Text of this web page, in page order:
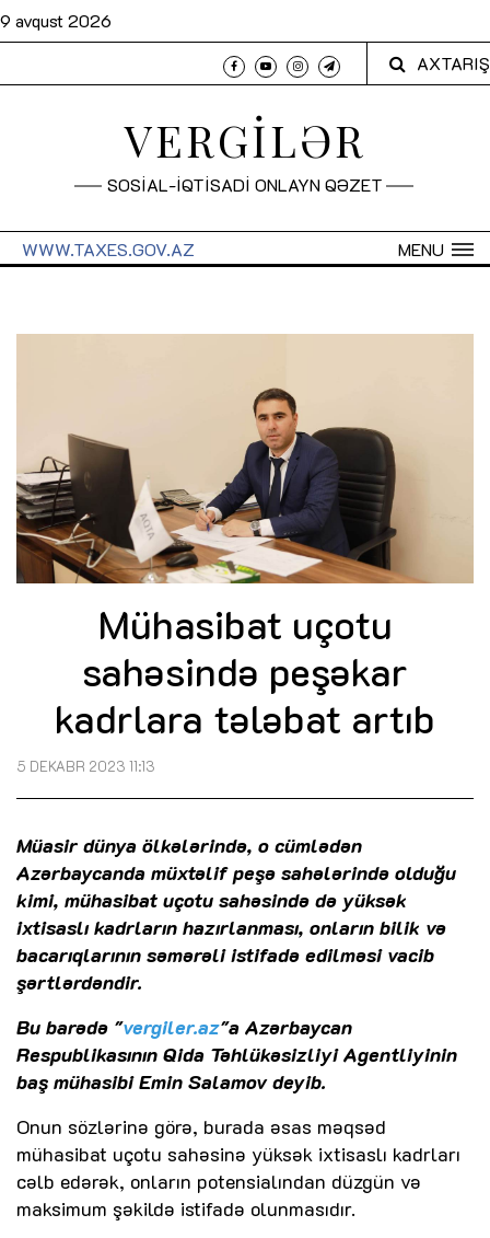
9 avqust 2026
AXTARIŞ
VERGİLƏR
SOSİAL-İQTİSADİ ONLAYN QƏZET
MENU
WWW.TAXES.GOV.AZ
Mühasibat uçotu
sahəsində peşəkar
kadrlara tələbat artıb
5 DEKABR 2023 11:13
Müasir dünya ölkələrində, o cümlədən
Azərbaycanda müxtəlif peşə sahələrində olduğu
kimi, mühasibat uçotu sahəsində də yüksək
ixtisaslı kadrların hazırlanması, onların bilik və
bacarıqlarının səmərəli istifadə edilməsi vacib
şərtlərdəndir.
Bu barədə "vergiler.az"a Azərbaycan
Respublikasının Qida Təhlükəsizliyi Agentliyinin
baş mühasibi Emin Salamov deyib.
Onun sözlərinə görə, burada əsas məqsəd
mühasibat uçotu sahəsinə yüksək ixtisaslı kadrları
cəlb edərək, onların potensialından düzgün və
maksimum şəkildə istifadə olunmasıdır.